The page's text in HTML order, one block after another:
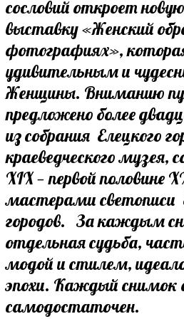
сословий откроет
выставку «Женский
фотографиях»,
удивительным и
Женщины. Вниманию
предложено более
из собрания Елецкого
краеведческого музея,
XIX — первой половине
мастерами светописи
городов. За каждым
отдельная судьба,
модой и стилем,
эпохи. Каждый снимок
самодостаточен.